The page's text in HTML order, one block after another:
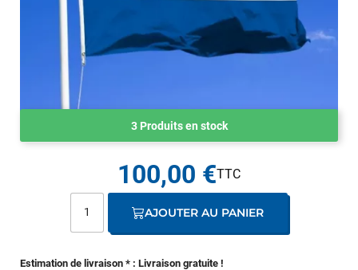
3 Produits en stock
Estimation de livraison * : Livraison gratuite !
100,00 €
AJOUTER AU PANIER